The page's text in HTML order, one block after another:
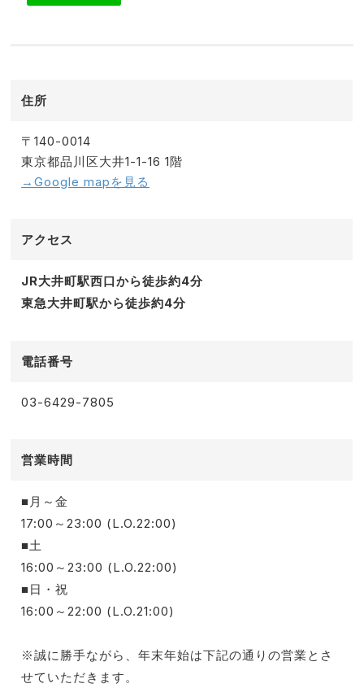
住所
〒140-0014
東京都品川区大井1-1-16 1階
→Google mapを見る
アクセス
JR大井町駅西口から徒歩約4分
東急大井町駅から徒歩約4分
電話番号
03-6429-7805
営業時間
■月～金
17:00～23:00 (L.O.22:00)
■土
16:00～23:00 (L.O.22:00)
■日・祝
16:00～22:00 (L.O.21:00)
※誠に勝手ながら、年末年始は下記の通りの営業とさ
せていただきます。